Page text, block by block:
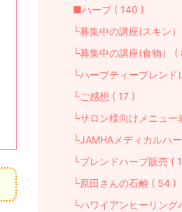
■ハーブ ( 140 )
└募集中の講座(スキン
└募集中の講座(食物） (
└ハーブティーブレン
└ご感想 ( 17 )
└サロン様向けメニュー
└JAMHAメディカルハ
└ブレンドハーブ販売 (
└原田さんの石鹸 ( 54 )
└ハワイアンヒーリング